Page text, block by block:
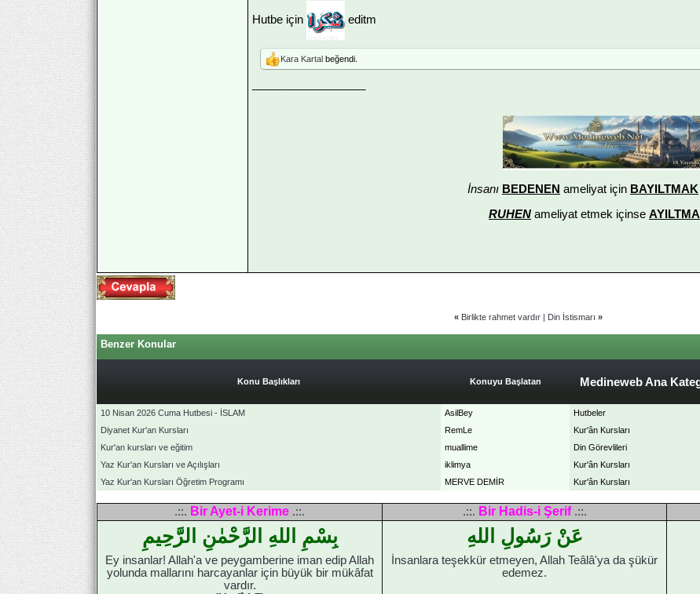
Hutbe için editm
Kara Kartal beğendi.
İnsanı BEDENEN ameliyat için BAYILTMAK
RUHEN ameliyat etmek içinse
« Birlikte rahmet vardır| Din İstismarı »
Benzer Konular
Konu Başlıkları Konuyu Başlatan Medineweb Ana
10 Nisan 2026 Cuma Hutbesi - İSLAM AsilBey Hutbeler
Diyanet Kur'an Kursları
RemLe Kur'ân Kursları
Kur'an kursları ve eğitim
muallime Din Görevlileri
Yaz Kur'an Kursları ve Açılışları
iklimya Kur'ân Kursları
Yaz Kur'an Kursları Öğretim Programı
MERVE DEMİR Kur'ân Kursları
.::. Bir Ayet-i Kerime .::. .::. Bir Hadis-i Şerif .::.
بِسْمِ اللهِ الرَّحْمٰنِ الرَّحِيمِ
Ey insanlar! Allah'a ve peygamberine iman edip Allah
yolunda mallarını harcayanlar için büyük bir mükâfat
vardır.
عَنْ رَسُولِ اللهِ
İnsanlara teşekkür etmeyen, Allah Teâlâ'ya da şükür
edemez.